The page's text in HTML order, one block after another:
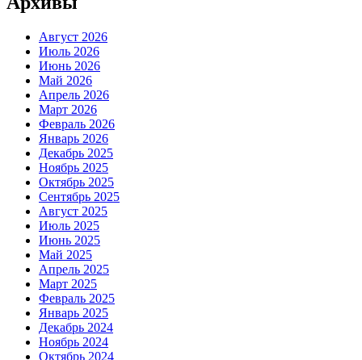
Август 2026
Июль 2026
Июнь 2026
Май 2026
Апрель 2026
Март 2026
Февраль 2026
Январь 2026
Декабрь 2025
Ноябрь 2025
Октябрь 2025
Сентябрь 2025
Август 2025
Июль 2025
Июнь 2025
Май 2025
Апрель 2025
Март 2025
Февраль 2025
Январь 2025
Декабрь 2024
Ноябрь 2024
Октябрь 2024